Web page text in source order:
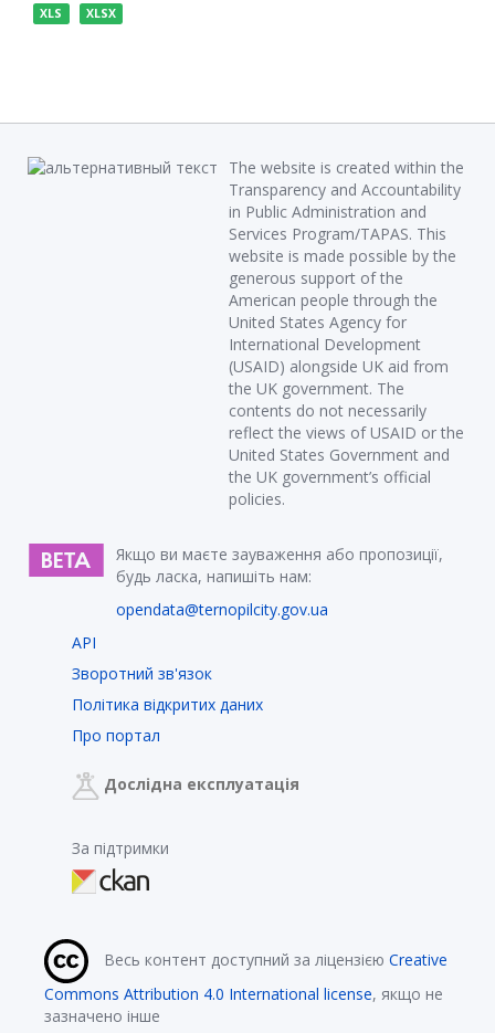
XLS XLSX
The website is created within the
Transparency and Accountability
in Public Administration and
Services Program/TAPAS. This
website is made possible by the
generous support of the
American people through the
United States Agency for
International Development
(USAID) alongside UK aid from
the UK government. The
contents do not necessarily
reflect the views of USAID or the
United States Government and
the UK government’s official
policies.
Якщо ви маєте зауваження або пропозиції,
будь ласка, напишіть нам:
opendata@ternopilcity.gov.ua
API
Зворотний зв'язок
Політика відкритих даних
Про портал
Дослідна експлуатація
За підтримки
Весь контент доступний за ліцензією Creative
Commons Attribution 4.0 International license, якщо не
зазначено інше